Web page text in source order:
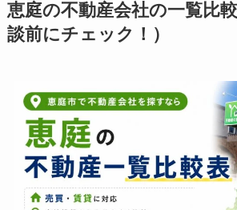
恵庭の不動産会社の一覧比
談前にチェック！）